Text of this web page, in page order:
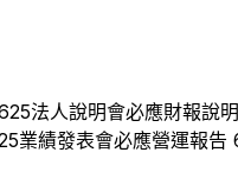
法人說明會必應財報說
業績發表會必應營運報告